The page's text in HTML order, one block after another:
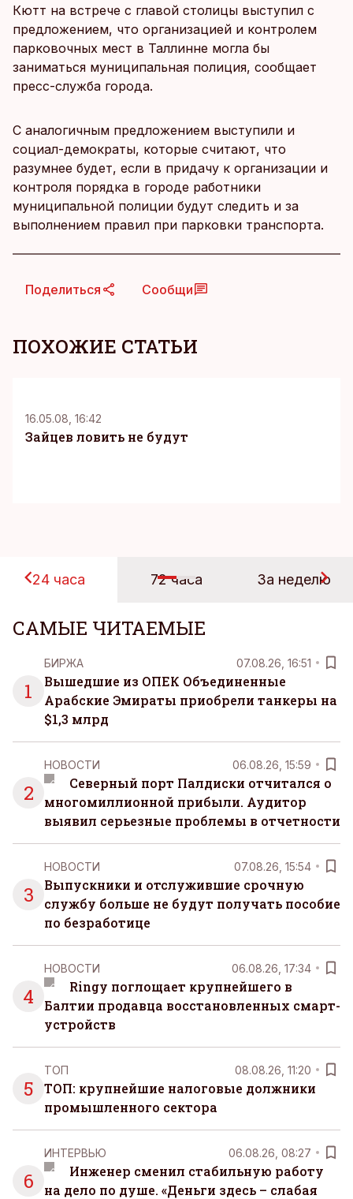
Кютт на встрече с главой столицы выступил с
предложением, что организацией и контролем
парковочных мест в Таллинне могла бы
заниматься муниципальная полиция, сообщает
пресс-служба города.
С аналогичным предложением выступили и
социал-демократы, которые считают, что
разумнее будет, если в придачу к организации и
контроля порядка в городе работники
муниципальной полиции будут следить и за
выполнением правил при парковки транспорта.
Поделиться Сообщи
ПОХОЖИЕ СТАТЬИ
16.05.08, 16:42
Зайцев ловить не будут
24 часа 72 часа За неделю
САМЫЕ ЧИТАЕМЫЕ
1
БИРЖА 07.08.26, 16:51
Вышедшие из ОПЕК Объединенные
Арабские Эмираты приобрели танкеры на
$1,3 млрд
2
НОВОСТИ 06.08.26, 15:59
Северный порт Палдиски отчитался о
многомиллионной прибыли. Аудитор
выявил серьезные проблемы в отчетности
3
НОВОСТИ 07.08.26, 15:54
Выпускники и отслужившие срочную
службу больше не будут получать пособие
по безработице
4
НОВОСТИ 06.08.26, 17:34
Ringy поглощает крупнейшего в
Балтии продавца восстановленных смарт-
устройств
5
ТОП 08.08.26, 11:20
ТОП: крупнейшие налоговые должники
промышленного сектора
6
ИНТЕРВЬЮ 06.08.26, 08:27
Инженер сменил стабильную работу
на дело по душе. «Деньги здесь – слабая